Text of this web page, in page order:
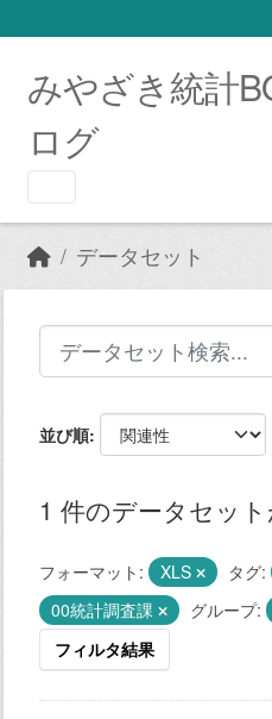
みやざき統計
ログ
データセット
並び順
1 件のデータセッ
フォーマット: XLS タグ:
00統計調査課
グループ:
フィルタ結果